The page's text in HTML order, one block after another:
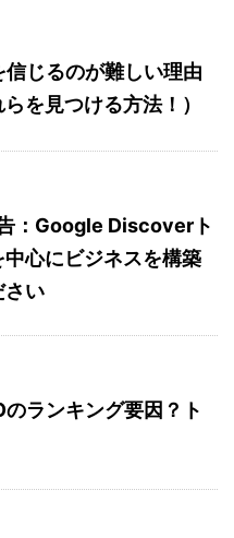
信じるのが難しい理由
らを見つける方法！）
：Google Discoverト
中心にビジネスを構築
さい
のランキング要因？ト